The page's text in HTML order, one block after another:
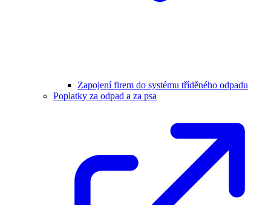
Zapojení firem do systému tříděného odpadu
Poplatky za odpad a za psa